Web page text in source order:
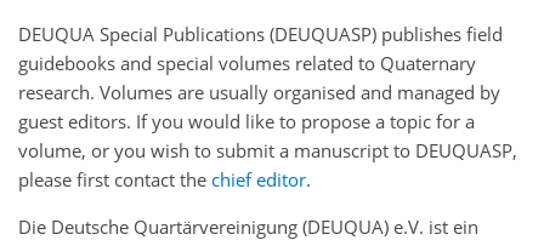
DEUQUA Special Publications (DEUQUASP) publishes field
guidebooks and special volumes related to Quaternary
research. Volumes are usually organised and managed by
guest editors. If you would like to propose a topic for a
volume, or you wish to submit a manuscript to DEUQUASP,
please first contact the chief editor.
Die Deutsche Quartärvereinigung (DEUQUA) e.V. ist ein